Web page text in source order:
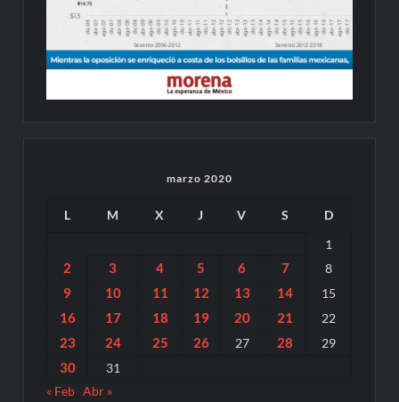
marzo 2020
L M X J V S
D
1
2 3 4 5 6 7 8
9 10 11 12 13 14 15
16 17 18 19 20 21 22
23 24 25 26 27 28 29
30
31
« Feb Abr »